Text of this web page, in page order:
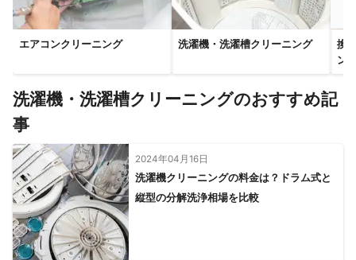
エアコンクリーニング 洗濯機・洗濯槽クリーニング
換
ン
洗濯機・洗濯槽クリーニングのおすすめ記
事
2024年04月16日
洗濯機クリーニングの料金は？ドラム式と
縦型の分解洗浄相場を比較